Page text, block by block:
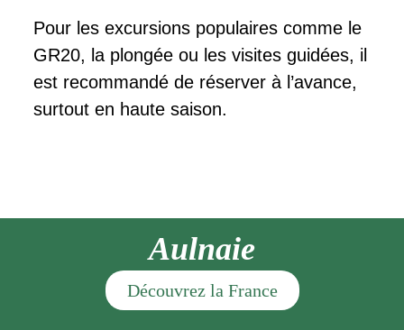
Pour les excursions populaires comme le
GR20, la plongée ou les visites guidées, il
est recommandé de réserver à l’avance,
surtout en haute saison.
Aulnaie
Découvrez la France